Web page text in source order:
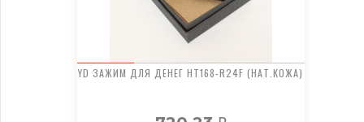
YD ЗАЖИМ ДЛЯ ДЕНЕГ HT168-R24F (НАТ.КОЖА)